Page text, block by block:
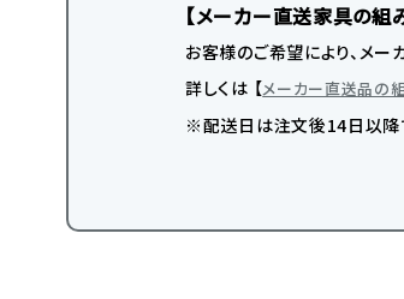
【メーカー直送家具の組
お客様のご希望により、メー
詳しくは 【メーカー直送品の
※配送日は注文後14日以降